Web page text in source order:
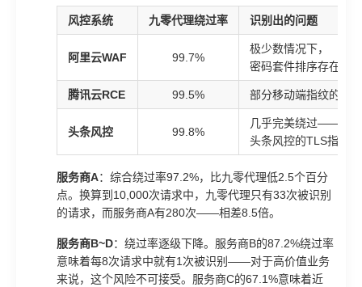
风控系统 九零代理绕过率 识别出的问题
阿里云WAF 99.7%
极少数情况下，
密码套件排序存在细
腾讯云RCE 99.5% 部分移动端指纹的
头条风控 99.8%
几乎完美绕过——
头条风控的TLS指纹
服务商A：综合绕过率97.2%，比九零代理低2.5个百分
点。换算到10,000次请求中，九零代理只有33次被识别
的请求，而服务商A有280次——相差8.5倍。
服务商B~D：绕过率逐级下降。服务商B的87.2%绕过率
意味着每8次请求中就有1次被识别——对于高价值业务
来说，这个风险不可接受。服务商C的67.1%意味着近